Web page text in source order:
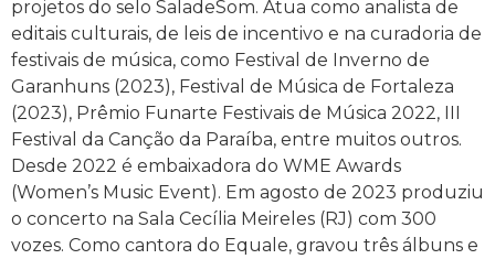
projetos do selo SaladeSom. Atua como analista de
editais culturais, de leis de incentivo e na curadoria de
festivais de música, como Festival de Inverno de
Garanhuns (2023), Festival de Música de Fortaleza
(2023), Prêmio Funarte Festivais de Música 2022, III
Festival da Canção da Paraíba, entre muitos outros.
Desde 2022 é embaixadora do WME Awards
(Women’s Music Event). Em agosto de 2023 produziu
o concerto na Sala Cecília Meireles (RJ) com 300
vozes. Como cantora do Equale, gravou três álbuns e